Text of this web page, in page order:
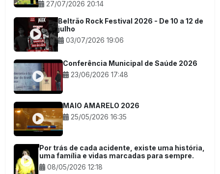
27/07/2026 20:14
Beltrão Rock Festival 2026 - De 10 a 12 de
julho
03/07/2026 19:06
Conferência Municipal de Saúde 2026
23/06/2026 17:48
MAIO AMARELO 2026
25/05/2026 16:35
Por trás de cada acidente, existe uma história,
uma família e vidas marcadas para sempre.
08/05/2026 12:18